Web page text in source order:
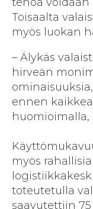
Toisaalta
myös luokan
– Älykäs
hirveän
ennen
huomioimalla,
myös
toteutetulla
saavutettiin